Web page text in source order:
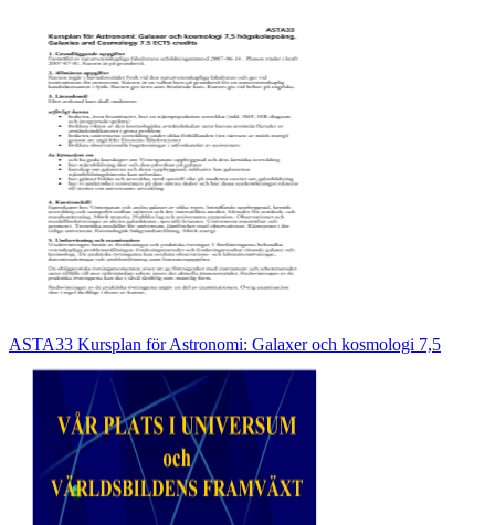
ASTA33 Kursplan för Astronomi: Galaxer och kosmologi 7,5